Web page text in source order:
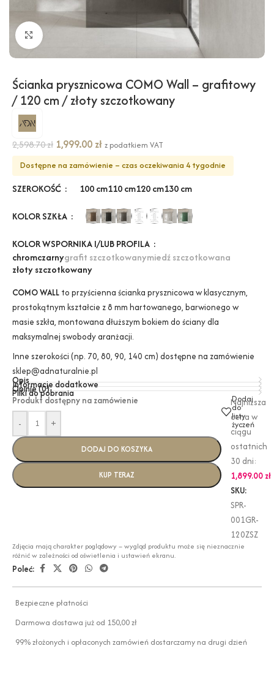
Kliknij, aby powiększyć
Ścianka prysznicowa COMO Wall – grafitowy
/ 120 cm / złoty szczotkowany
2,598.70zł 1,999.00 zł z podatkiem VAT
Dostępne na zamówienie – czas oczekiwania 4 tygodnie
SZEROKOŚĆ 100 cm110 cm120 cm130 cm
KOLOR SZKŁA
KOLOR WSPORNIKA I/LUB PROFILA
chromczarnygrafit szczotkowanymiedź szczotkowana
złoty szczotkowany
COMO WALL to przyścienna ścianka prysznicowa w klasycznym,
prostokątnym kształcie z 8 mm hartowanego, barwionego w
masie szkła, montowana dłuższym bokiem do ściany dla
maksymalnej swobody aranżacji.
Inne szerokości (np. 70, 80, 90, 140 cm) dostępne na zamówienie
sklep@adnaturalnie.pl
Opis
Informacje dodatkowe
Opinie (0)
Pliki do pobrania
Produkt dostępny na zamówienie
-
+
DODAJ DO KOSZYKA
KUP TERAZ
Dodaj
do
listy
życzeń
Najniższa
cena w
ciągu
ostatnich
30 dni:
1,899.00 zł
SKU:
SPR-
001GR-
120ZSZ
Zdjęcia mają charakter poglądowy – wygląd produktu może się nieznacznie
różnić w zależności od oświetlenia i ustawień ekranu.
Poleć:
Bezpieczne płatności
Darmowa dostawa już od 150,00 zł
99% złożonych i opłaconych zamówień dostarczamy na drugi dzień